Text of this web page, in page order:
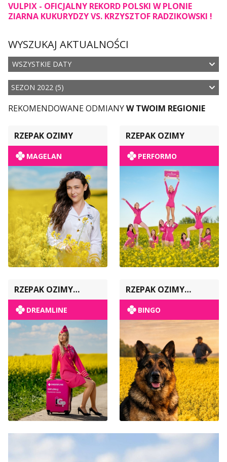
VULPIX - OFICJALNY REKORD POLSKI W PLONIE
ZIARNA KUKURYDZY VS. KRZYSZTOF RADZIKOWSKI !
WYSZUKAJ AKTUALNOŚCI
WSZYSTKIE DATY
SEZON 2022 (5)
REKOMENDOWANE ODMIANYW TWOIM REGIONIE
RZEPAK OZIMY
MAGELAN
RZEPAK OZIMY
PERFORMO
RZEPAK OZIMY
POPULACYJNY
DREAMLINE
RZEPAK OZIMY
POPULACYJNY
BINGO